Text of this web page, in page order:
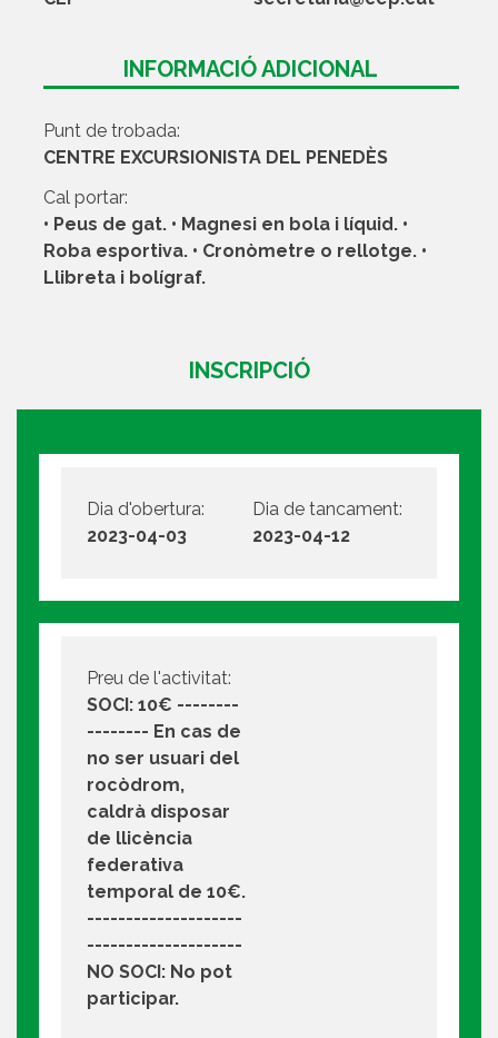
INFORMACIÓ ADICIONAL
Punt de trobada:
CENTRE EXCURSIONISTA DEL PENEDÈS
Cal portar:
• Peus de gat. • Magnesi en bola i líquid. •
Roba esportiva. • Cronòmetre o rellotge. •
Llibreta i bolígraf.
INSCRIPCIÓ
Dia d'obertura:
2023-04-03
Dia de tancament:
2023-04-12
Preu de l'activitat:
SOCI: 10€ --------
-------- En cas de
no ser usuari del
rocòdrom,
caldrà disposar
de llicència
federativa
temporal de 10€.
--------------------
--------------------
NO SOCI: No pot
participar.